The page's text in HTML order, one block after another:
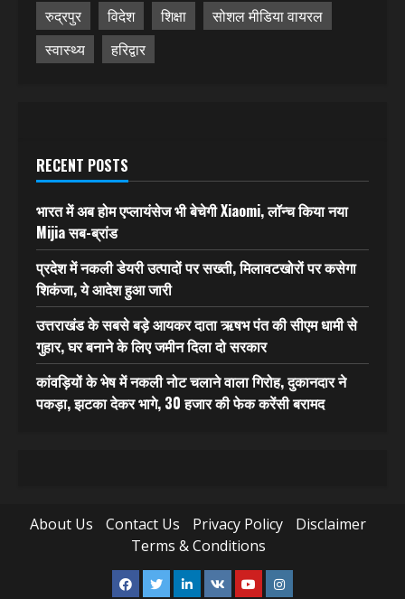
रुद्रपुर
विदेश शिक्षा
सोशल मीडिया वायरल
स्वास्थ्य
हरिद्वार
RECENT POSTS
भारत में अब होम एप्लायंसेज भी बेचेगी Xiaomi, लॉन्च किया नया
Mijia सब-ब्रांड
प्रदेश में नकली डेयरी उत्पादों पर सख्ती, मिलावटखोरों पर कसेगा
शिकंजा, ये आदेश हुआ जारी
उत्तराखंड के सबसे बड़े आयकर दाता ऋषभ पंत की सीएम धामी से
गुहार, घर बनाने के लिए जमीन दिला दो सरकार
कांवड़ियों के भेष में नकली नोट चलाने वाला गिरोह, दुकानदार ने
पकड़ा, झटका देकर भागे, 30 हजार की फेक करेंसी बरामद
About Us Contact Us Privacy Policy
Disclaimer
Terms & Conditions
Facebook
TwitterLinkedin
VK YoutubeInstagram